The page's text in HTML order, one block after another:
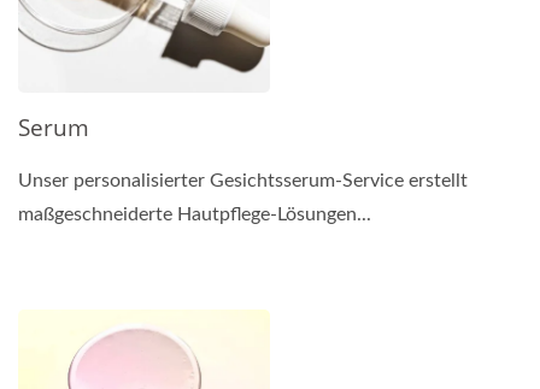
Serum
Unser personalisierter Gesichtsserum-Service erstellt
maßgeschneiderte Hautpflege-Lösungen...